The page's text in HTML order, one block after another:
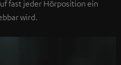
fast jeder Hörposition ein
wird.